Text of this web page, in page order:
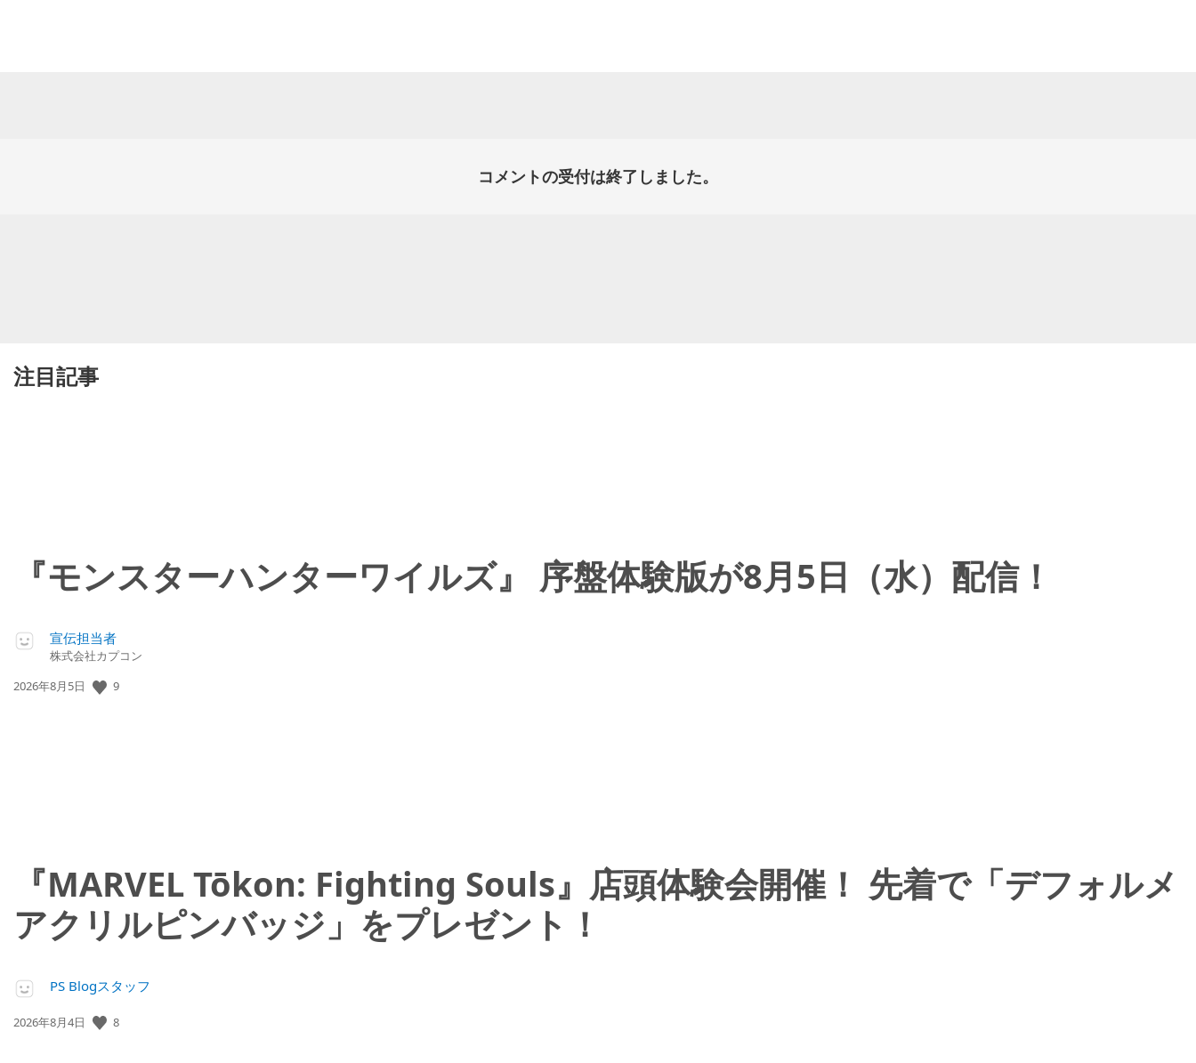
コメントの受付は終了しました。
注目記事
『モンスターハンターワイルズ』 序盤体験版が8月5日（水）配信！
宣伝担当者
株式会社カプコン
公
2026年8月5日 9
『MARVEL Tōkon: Fighting Souls』店頭体験会開催！ 先着で「デフォルメ
アクリルピンバッジ」をプレゼント！
PS Blogスタッフ
公
2026年8月4日 8